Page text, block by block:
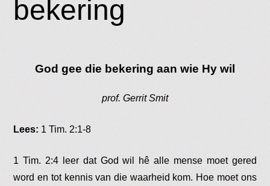
bekering
God gee die bekering aan wie Hy wil
prof. Gerrit Smit
Lees: 1 Tim. 2:1-8
1 Tim. 2:4 leer dat God wil hê alle mense moet gered
word en tot kennis van die waarheid kom. Hoe moet ons